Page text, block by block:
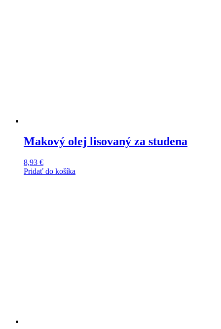
Makový olej lisovaný za studena
8,93 €
Pridať do košíka